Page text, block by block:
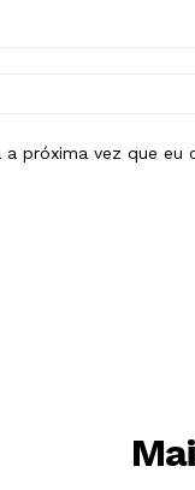
próxima vez que eu